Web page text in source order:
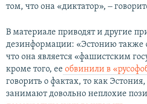
том, что она «диктатор», ‒
В материале приводят и другие
дезинформации: «Эстонию также
что она является «фашистским
кроме того, ее обвинили в
говорить о фактах, то как
занимают довольно неплохие